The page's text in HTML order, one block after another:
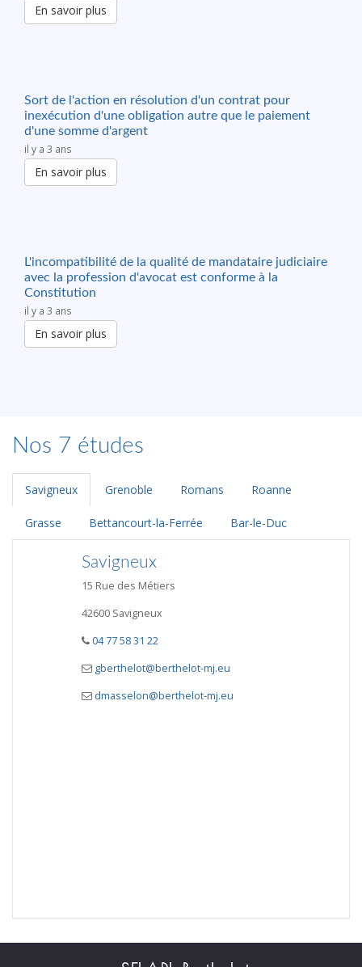
En savoir plus
Sort de l'action en résolution d'un contrat pour
inexécution d'une obligation autre que le paiement
d'une somme d'argent
il y a 3 ans
En savoir plus
L'incompatibilité de la qualité de mandataire judiciaire
avec la profession d'avocat est conforme à la
Constitution
il y a 3 ans
En savoir plus
Nos 7 études
Savigneux Grenoble Romans Roanne
Grasse Bettancourt-la-Ferrée Bar-le-Duc
Savigneux
15 Rue des Métiers
42600 Savigneux
04 77 58 31 22
gberthelot@berthelot-mj.eu
dmasselon@berthelot-mj.eu